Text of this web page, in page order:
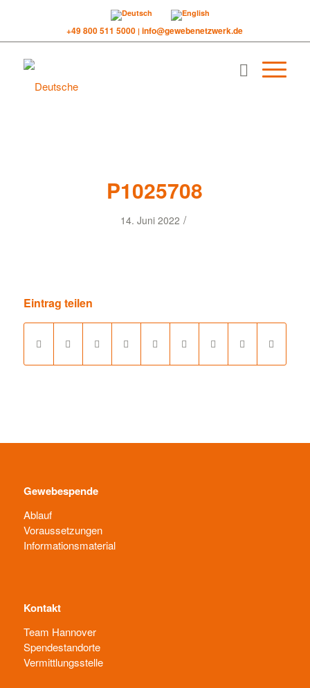
+49 800 511 5000 |info@gewebenetzwerk.de
P1025708
14. Juni 2022 /
Eintrag teilen
Gewebespende
Ablauf
Voraussetzungen
Informationsmaterial
Kontakt
Team Hannover
Spendestandorte
Vermittlungsstelle